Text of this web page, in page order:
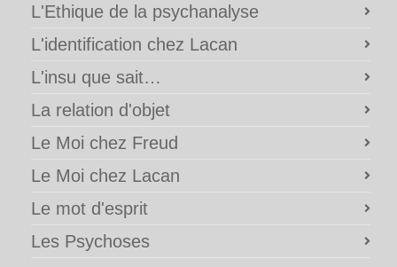
L'Ethique de la psychanalyse
L'identification chez Lacan
L'insu que sait…
La relation d'objet
Le Moi chez Freud
Le Moi chez Lacan
Le mot d'esprit
Les Psychoses